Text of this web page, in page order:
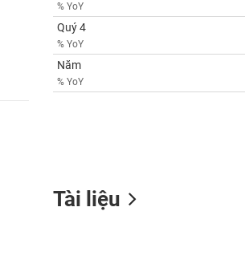
% YoY
Quý 4
% YoY
Năm
% YoY
Tài liệu